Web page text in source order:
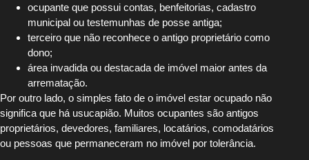
ocupante que possui contas, benfeitorias, cadastro
municipal ou testemunhas de posse antiga;
terceiro que não reconhece o antigo proprietário como
dono;
área invadida ou destacada de imóvel maior antes da
arrematação.
Por outro lado, o simples fato de o imóvel estar ocupado não
significa que há usucapião. Muitos ocupantes são antigos
proprietários, devedores, familiares, locatários, comodatários
ou pessoas que permaneceram no imóvel por tolerância.